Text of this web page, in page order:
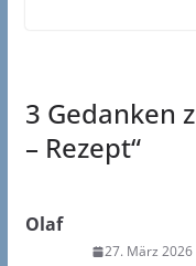
3 Gedanken
– Rezept“
Olaf
27. März